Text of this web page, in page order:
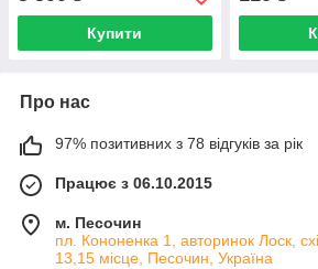
Купити
Про нас
97% позитивних з 78 відгуків за рік
Працює з 06.10.2015
м. Песочин
пл. Кононенка 1, авторинок Лоск,
13,15 місце, Песочин, Україна